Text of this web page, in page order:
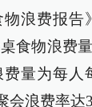
物浪费报告
食物浪费
量为每人
浪费率达